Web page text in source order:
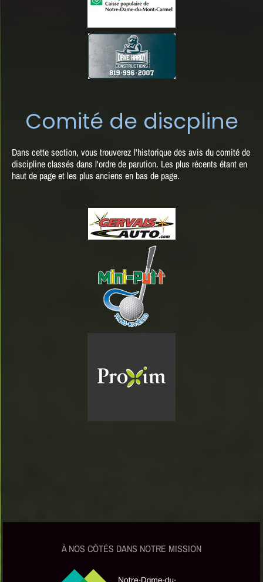
Comité de discpline
Dans cette section, vous trouverez l'historique des avis du comité de
discipline classés dans l'ordre de parution. Les plus récents étant en
haut de page et les plus anciens en bas de page.
À NOS CÔTÉS DANS NOTRE MISSION